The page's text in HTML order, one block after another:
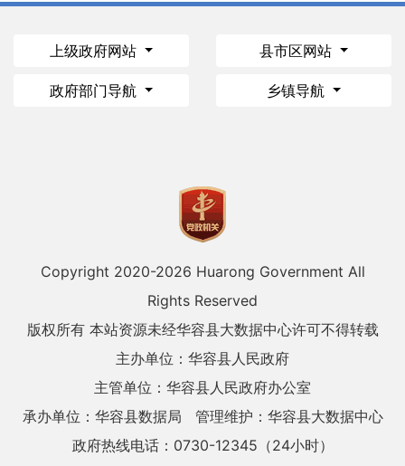
上级政府网站 县市区网站
政府部门导航 乡镇导航
Copyright 2020-2026 Huarong Government All
Rights Reserved
版权所有 本站资源未经华容县大数据中心许可不得转载
主办单位：华容县人民政府
主管单位：华容县人民政府办公室
承办单位：华容县数据局
管理维护：华容县大数据中心
政府热线电话：0730-12345（24小时）